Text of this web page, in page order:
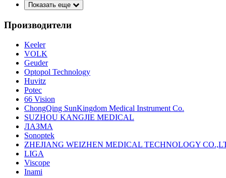
Показать еще
Производители
Keeler
VOLK
Geuder
Optopol Technology
Huvitz
Potec
66 Vision
ChongQing SunKingdom Medical Instrument Co.
SUZHOU KANGJIE MEDICAL
ЛАЗМА
Sonoptek
ZHEJIANG WEIZHEN MEDICAL TECHNOLOGY
LIGA
Viscope
Inami